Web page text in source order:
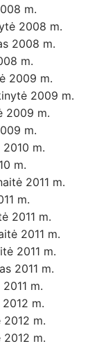
m.
2008 m.
2008 m.
m.
2009 m.
2009 m.
2009 m.
m.
m.
m.
2011 m.
m.
2011 m.
2011 m.
2011 m.
2011 m.
m.
m.
2012 m.
m.